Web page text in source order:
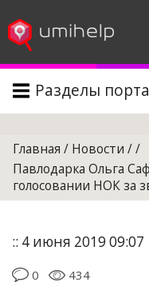
Разделы
Главная / Новости //
Павлодарка Ольга
голосовании НОК за
:: 4 июня 2019 09:07
0
434